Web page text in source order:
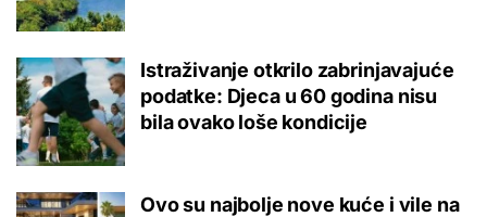
Istraživanje otkrilo zabrinjavajuće
podatke: Djeca u 60 godina nisu
bila ovako loše kondicije
Ovo su najbolje nove kuće i vile na